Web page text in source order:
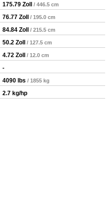
175.79 Zoll / 446.5 cm
76.77 Zoll / 195.0 cm
84.84 Zoll / 215.5 cm
50.2 Zoll / 127.5 cm
4.72 Zoll / 12.0 cm
-
4090 lbs / 1855 kg
2.7 kg/hp